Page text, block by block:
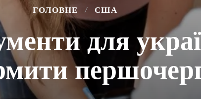
ГОЛОВНЕ США
для